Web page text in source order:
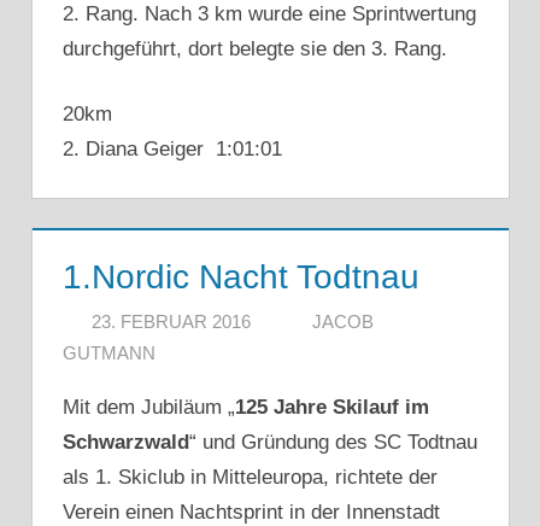
2. Rang. Nach 3 km wurde eine Sprintwertung
durchgeführt, dort belegte sie den 3. Rang.
20km
2. Diana Geiger 1:01:01
1.Nordic Nacht Todtnau
23. FEBRUAR 2016
JACOB
GUTMANN
Mit dem Jubiläum „125 Jahre Skilauf im
Schwarzwald“ und Gründung des SC Todtnau
als 1. Skiclub in Mitteleuropa, richtete der
Verein einen Nachtsprint in der Innenstadt